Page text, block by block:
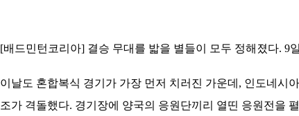
코
리
[배드민턴코리아] 결승 무대를 밟을 별들이 모두 정해졌다. 9
이날도 혼합복식 경기가 가장 먼저 치러진 가운데, 인도네시
조가 격돌했다. 경기장에 양국의 응원단끼리 열띤 응원전을